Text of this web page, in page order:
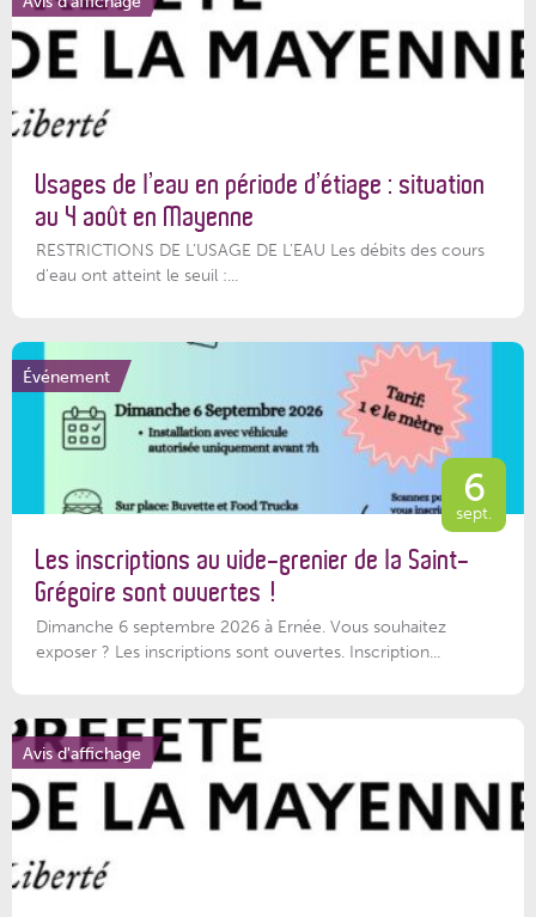
Usages de l’eau en période d’étiage : situation
au 4 août en Mayenne
RESTRICTIONS DE L’USAGE DE L’EAU Les débits des cours
d'eau ont atteint le seuil :...
Événement
6
sept.
Les inscriptions au vide-grenier de la Saint-
Grégoire sont ouvertes !
Dimanche 6 septembre 2026 à Ernée. Vous souhaitez
exposer ? Les inscriptions sont ouvertes. Inscription...
Avis d'affichage